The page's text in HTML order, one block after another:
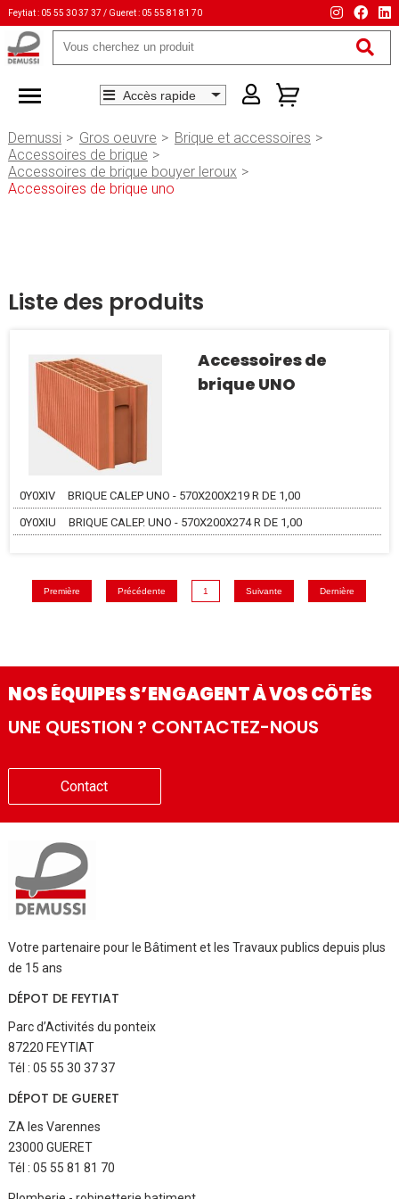
Feytiat : 05 55 30 37 37 / Gueret : 05 55 81 81 70
Mots-
clés
Demussi Gros oeuvre
Brique et accessoires
Accessoires de brique
Accessoires de brique bouyer leroux
Accessoires de brique uno
Liste des produits
Accessoires de
brique UNO
0Y0XIV
BRIQUE CALEP UNO - 570X200X219 R DE 1,00
0Y0XIU
BRIQUE CALEP. UNO - 570X200X274 R DE 1,00
Première Précédente 1 Suivante Dernière
NOS ÉQUIPES S’ENGAGENT À VOS CÔTÉS
UNE QUESTION ? CONTACTEZ-NOUS
Contact
Votre partenaire pour le Bâtiment et les Travaux publics depuis plus
de 15 ans
DÉPOT DE FEYTIAT
Parc d’Activités du ponteix
87220 FEYTIAT
Tél : 05 55 30 37 37
DÉPOT DE GUERET
ZA les Varennes
23000 GUERET
Tél : 05 55 81 81 70